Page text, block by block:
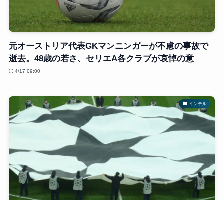
元オーストリア代表GKマンニンガーが不慮の事故で
逝去。48歳の若さ、セリエA各クラブが哀悼の意
4/17 09:00
インテル